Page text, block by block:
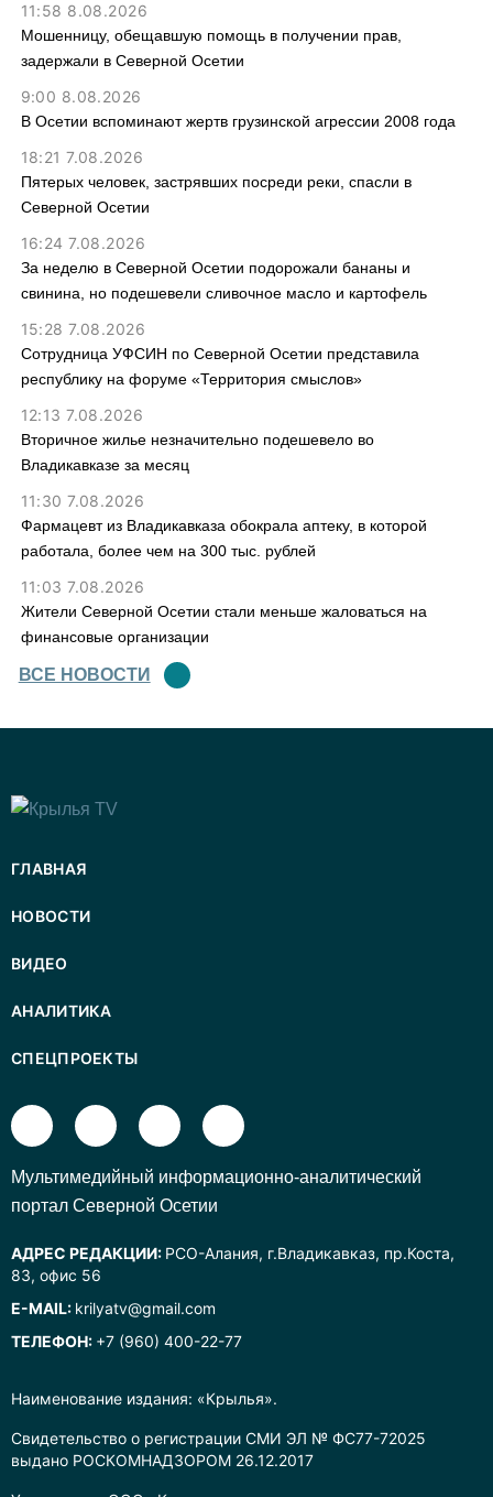
11:58 8.08.2026
Мошенницу, обещавшую помощь в получении прав,
задержали в Северной Осетии
9:00 8.08.2026
В Осетии вспоминают жертв грузинской агрессии 2008 года
18:21 7.08.2026
Пятерых человек, застрявших посреди реки, спасли в
Северной Осетии
16:24 7.08.2026
За неделю в Северной Осетии подорожали бананы и
свинина, но подешевели сливочное масло и картофель
15:28 7.08.2026
Сотрудница УФСИН по Северной Осетии представила
республику на форуме «Территория смыслов»
12:13 7.08.2026
Вторичное жилье незначительно подешевело во
Владикавказе за месяц
11:30 7.08.2026
Фармацевт из Владикавказа обокрала аптеку, в которой
работала, более чем на 300 тыс. рублей
11:03 7.08.2026
Жители Северной Осетии стали меньше жаловаться на
финансовые организации
ВСЕ НОВОСТИ
Наименование издания: «Крылья».
Свидетельство о регистрации СМИ ЭЛ № ФС77-72025
выдано РОСКОМНАДЗОРОМ 26.12.2017
ГЛАВНАЯ
НОВОСТИ
ВИДЕО
АНАЛИТИКА
СПЕЦПРОЕКТЫ
Mультимедийный информационно-аналитический
портал Северной Осетии
АДРЕС РЕДАКЦИИ: РСО-Алания, г.Владикавказ, пр.Коста,
83, офис 56
E-MAIL: krilyatv@gmail.com
ТЕЛЕФОН: +7 (960) 400-22-77